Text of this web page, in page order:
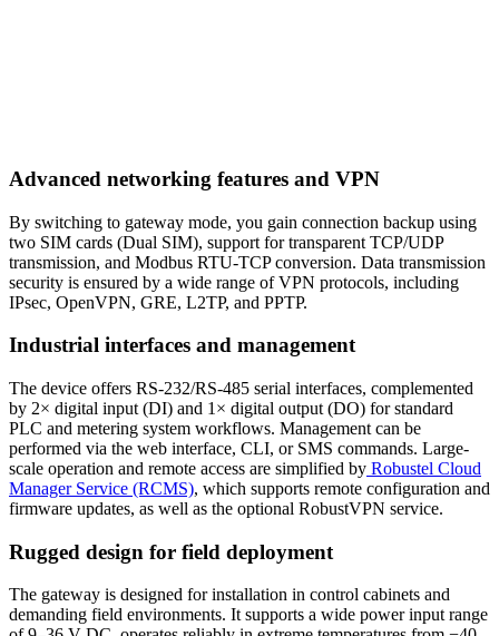
Advanced networking features and VPN
By switching to gateway mode, you gain connection backup using
two SIM cards (Dual SIM), support for transparent TCP/UDP
transmission, and Modbus RTU-TCP conversion. Data transmission
security is ensured by a wide range ofVPN protocols, including
IPsec, OpenVPN, GRE, L2TP, and PPTP.
Industrial interfaces and management
The device offers RS-232/RS-485 serial interfaces, complemented
by 2× digital input (DI) and 1× digital output (DO) for standard
PLC and metering system workflows. Management can be
performed via the web interface, CLI, or SMS commands. Large-
scale operation and remote access are simplified by Robustel Cloud
Manager Service (RCMS), which supports remote configuration and
firmware updates, as well as the optional RobustVPN service.
Rugged design for field deployment
The gateway is designed for installation in control cabinets and
demanding field environments. It supports a wide power input range